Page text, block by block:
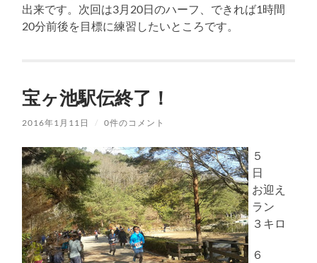
出来です。次回は3月20日のハーフ、できれば1時間
20分前後を目標に練習したいところです。
宝ヶ池駅伝終了！
2016年1月11日 / 0件のコメント
５
日
お迎え
ラン
３キロ
６